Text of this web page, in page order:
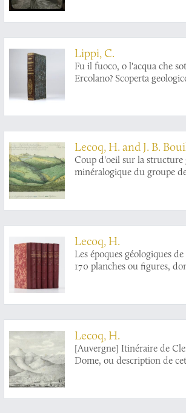
Lippi, C.
Fu il fuoco, o l'acqua che
Ercolano? Scoperta
scritta nelle lingue latina,
italiana, tedesca, e
ordine; e dalle decisioni di
relative al' argomento.
Lecoq, H. and J. B.
Coup d'oeil sur la structure
minéralogique du groupe
échantillons des
composent.
Lecoq, H.
Les époques géologiques
170 planches ou figures,
d'Hauy & de De Saussure
simile de Madame Necker
Lecoq, H.
[Auvergne] Itinéraire de
Dome, ou description de
[AND] Two other papers
Auvergne, by A. C. P. F.